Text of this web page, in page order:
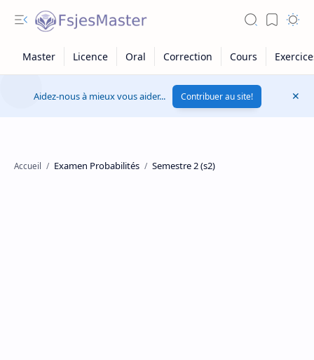
Aidez-nous à mieux vous aider... Contribuer au site!
Accueil Examen Probabilités Semestre 2 (s2)